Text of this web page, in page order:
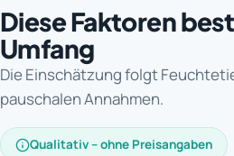
Diese Faktoren
Umfang
Die Einschätzung folgt
pauschalen Annahmen.
Qualitativ – ohne Preisangaben